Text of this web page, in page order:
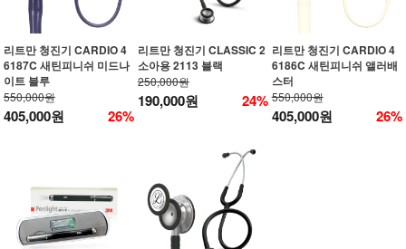
리트만 청진기 CARDIO 4
6187C 새틴피니쉬 미드나
이트 블루
550,000원
405,000원 26%
리트만 청진기 CLASSIC 2
소아용 2113 블랙
250,000원
190,000원 24%
리트만 청진기 CARDIO 4
6186C 새틴피니쉬 앨러배
스터
550,000원
405,000원 26%